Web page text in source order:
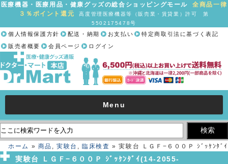
医療機器・医療用品・健康グッズの総合ショッピングモール全商品一律
３％ポイント還元
高度管理医療機器等（販売業・賃貸業）許可 第
5502175478号
個人情報保護方針 配送・納期 お支払い
特定商取引法に基づく表記
販売者概要
会員ページ ログイン
Menu
ホーム » 商品 ,実験台 , 臨床検査 » 実験台 ＬＧＦ−６００Ｐ ｼﾞｯｹﾝﾀﾞｲ
(14-2055-01)W600XD750XH800MM【1台単位】
実験台 ＬＧＦ−６００Ｐ ｼﾞｯｹﾝﾀﾞｲ(14-2055-